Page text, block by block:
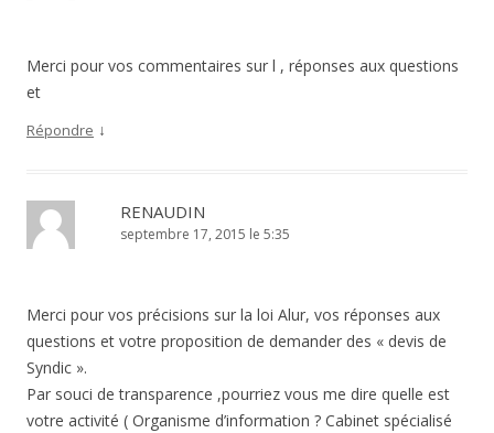
Merci pour vos commentaires sur l , réponses aux questions
et
Répondre ↓
RENAUDIN
septembre 17, 2015 le 5:35
Merci pour vos précisions sur la loi Alur, vos réponses aux
questions et votre proposition de demander des « devis de
Syndic ».
Par souci de transparence ,pourriez vous me dire quelle est
votre activité ( Organisme d’information ? Cabinet spécialisé